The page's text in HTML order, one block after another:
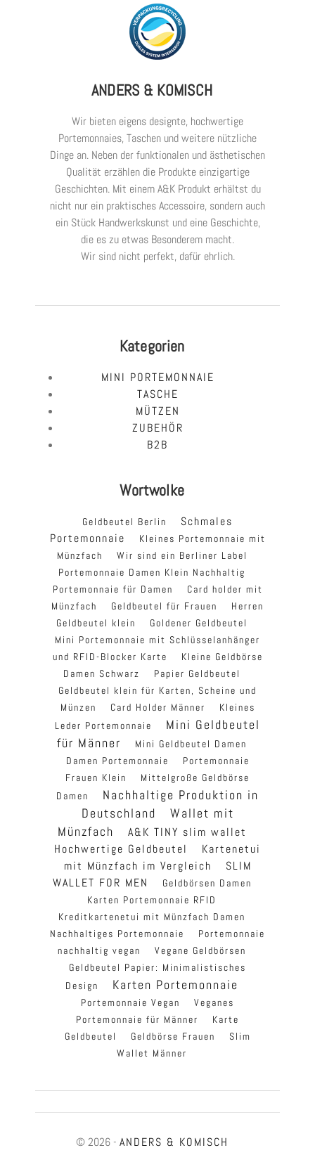
ANDERS & KOMISCH
Wir bieten eigens designte, hochwertige
Portemonnaies, Taschen und weitere nützliche
Dinge an. Neben der funktionalen und ästhetischen
Qualität erzählen die Produkte einzigartige
Geschichten. Mit einem A&K Produkt erhältst du
nicht nur ein praktisches Accessoire, sondern auch
ein Stück Handwerkskunst und eine Geschichte,
die es zu etwas Besonderem macht.
Wir sind nicht perfekt, dafür ehrlich.
Kategorien
MINI PORTEMONNAIE
TASCHE
MÜTZEN
ZUBEHÖR
B2B
Wortwolke
Geldbeutel Berlin
Schmales
Portemonnaie
Kleines Portemonnaie mit
Münzfach
Wir sind ein Berliner Label
Portemonnaie Damen Klein Nachhaltig
Portemonnaie für Damen
Card holder mit
Münzfach
Geldbeutel für Frauen
Herren
Geldbeutel klein
Goldener Geldbeutel
Mini Portemonnaie mit Schlüsselanhänger
und RFID-Blocker Karte
Kleine Geldbörse
Damen Schwarz
Papier Geldbeutel
Geldbeutel klein für Karten, Scheine und
Münzen
Card Holder Männer
Kleines
Leder Portemonnaie
Mini Geldbeutel
für Männer
Mini Geldbeutel Damen
Damen Portemonnaie
Portemonnaie
Frauen Klein
Mittelgroße Geldbörse
Damen
Nachhaltige Produktion in
Deutschland
Wallet mit
Münzfach
A&K TINY slim wallet
Hochwertige Geldbeutel
Kartenetui
mit Münzfach im Vergleich
SLIM
WALLET FOR MEN
Geldbörsen Damen
Karten Portemonnaie RFID
Kreditkartenetui mit Münzfach Damen
Nachhaltiges Portemonnaie
Portemonnaie
nachhaltig vegan
Vegane Geldbörsen
Geldbeutel Papier: Minimalistisches
Design
Karten Portemonnaie
Portemonnaie Vegan
Veganes
Portemonnaie für Männer
Karte
Geldbeutel
Geldbörse Frauen
Slim
Wallet Männer
© 2026 - ANDERS & KOMISCH